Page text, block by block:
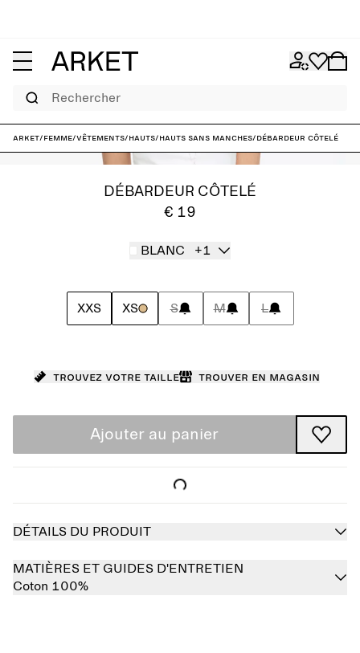
Rechercher
ARKET/Femme/Vêtements/Hauts/Hauts sans manches/Débardeur côtelé
DÉBARDEUR CÔTELÉ
€ 19
BLANC +1
XXS XS S M L
Trouvez votre taille Trouver en magasin
Ajouter au panier
DÉTAILS DU PRODUIT
MATIÈRES ET GUIDES D'ENTRETIEN
Coton 100%